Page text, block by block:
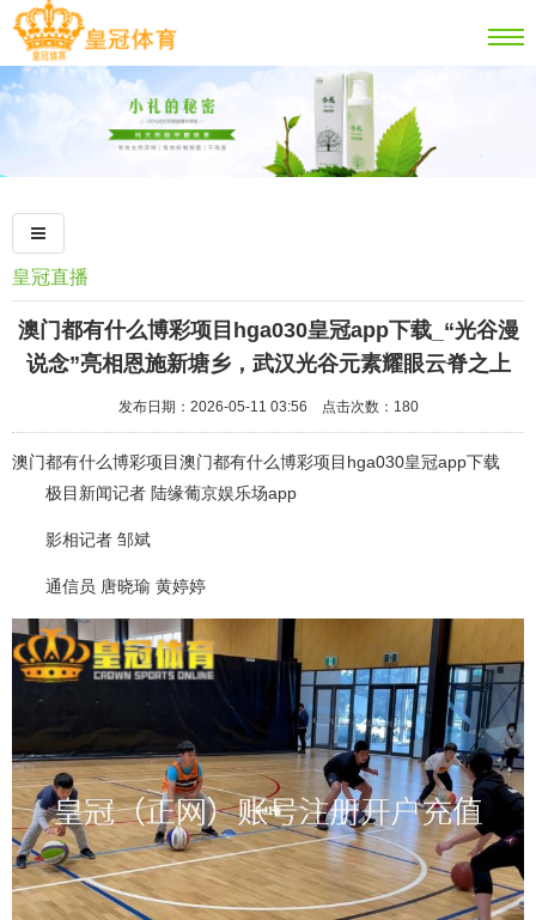
皇冠直播
澳门都有什么博彩项目hga030皇冠app下载_“光谷漫
说念”亮相恩施新塘乡，武汉光谷元素耀眼云脊之上
发布日期：2026-05-11 03:56 点击次数：180
澳门都有什么博彩项目澳门都有什么博彩项目hga030皇冠app下载
极目新闻记者 陆缘葡京娱乐场app
影相记者 邹斌
通信员 唐晓瑜 黄婷婷